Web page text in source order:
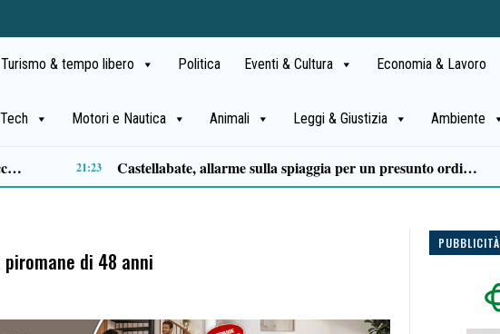
Turismo & tempo libero Politica Eventi & Cultura Economia & Lavoro
Motori e Nautica Animali Leggi & Giustizia Ambiente
Premio Terre del Bussento, si alza il sipario: stasera Roberto Fico apre l’11ª edizione 14:35
di 48 anni
PUBBLICITÀ